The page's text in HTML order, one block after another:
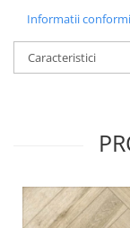
Informatii
Caracteristici